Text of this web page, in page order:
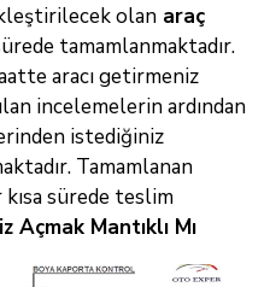
olan araç
tamamlanmaktadır.
aracı getirmeniz
incelemelerin ardından
istediğiniz
Tamamlanan
kısa sürede teslim
Açmak Mantıklı Mı